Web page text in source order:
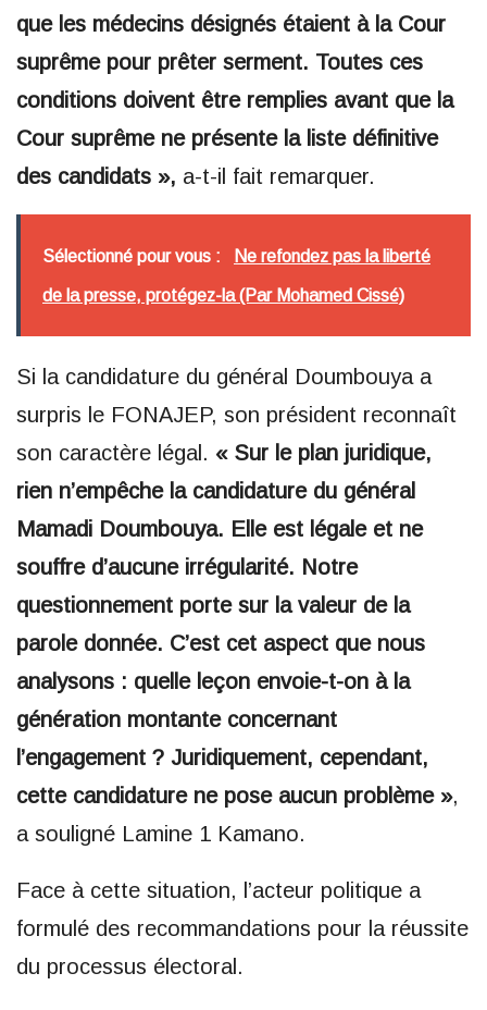
que les médecins désignés étaient à la Cour
suprême pour prêter serment. Toutes ces
conditions doivent être remplies avant que la
Cour suprême ne présente la liste définitive
des candidats », a-t-il fait remarquer.
Sélectionné pour vous : Ne refondez pas la liberté
de la presse, protégez-la (Par Mohamed Cissé)
Si la candidature du général Doumbouya a
surpris le FONAJEP, son président reconnaît
son caractère légal. « Sur le plan juridique,
rien n’empêche la candidature du général
Mamadi Doumbouya. Elle est légale et ne
souffre d’aucune irrégularité. Notre
questionnement porte sur la valeur de la
parole donnée. C’est cet aspect que nous
analysons : quelle leçon envoie-t-on à la
génération montante concernant
l’engagement ? Juridiquement, cependant,
cette candidature ne pose aucun problème »,
a souligné Lamine 1 Kamano.
Face à cette situation, l’acteur politique a
formulé des recommandations pour la réussite
du processus électoral.